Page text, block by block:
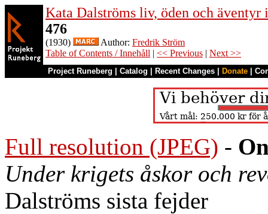
Kata Dalströms liv, öden och
476
(1930) Author: Fredrik Ström
Table of Contents / Innehåll | << Previous | Next >>
Project Runeberg Catalog Recent Changes Donate
Full resolution (JPEG) -
Under krigets åskor och
Dalströms sista fejder